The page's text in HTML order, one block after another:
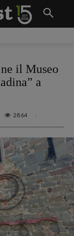
il Museo
a
2864